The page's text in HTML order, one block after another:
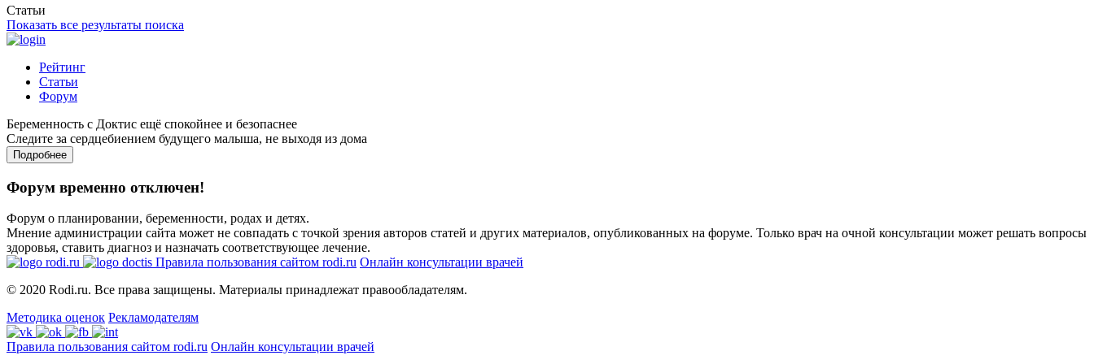
Статьи
Показать все результаты поиска
Рейтинг
Статьи
Форум
Беременность с Доктис ещё спокойнее и безопаснее
Следите за сердцебиением будущего малыша, не выходя из дома
Подробнее
Форум временно отключен!
Форум о планировании, беременности, родах и детях.
Мнение администрации сайта может не совпадать с точкой зрения авторов статей и других материалов, опубликованных на форуме. Только врач на очной консультации может решать вопросы
здоровья, ставить диагноз и назначать соответствующее лечение.
Правила пользования сайтом rodi.ru Онлайн консультации врачей
© 2020 Rodi.ru. Все права защищены. Материалы принадлежат правообладателям.
Методика оценок Рекламодателям
Правила пользования сайтом rodi.ru Онлайн консультации врачей